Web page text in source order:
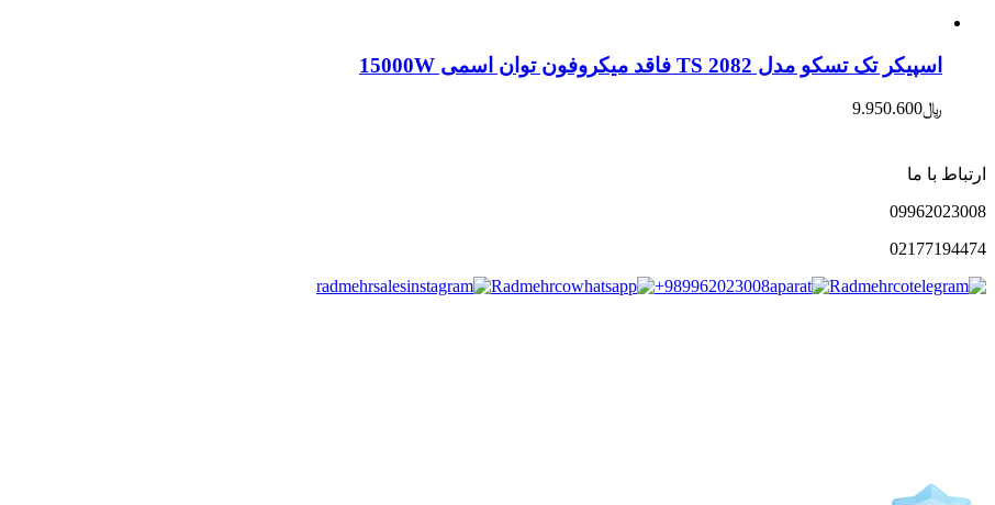
اسپیکر تک تسکو مدل TS 2082 فاقد میکروفون توان اسمی 15000W
﷼9.950.600
ارتباط با ما
09962023008
021 77194474
radmehrsales
Radmehrco +989962023008 Radmehrco